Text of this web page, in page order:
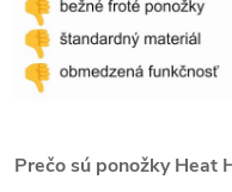
Prečo sú ponožky Heat